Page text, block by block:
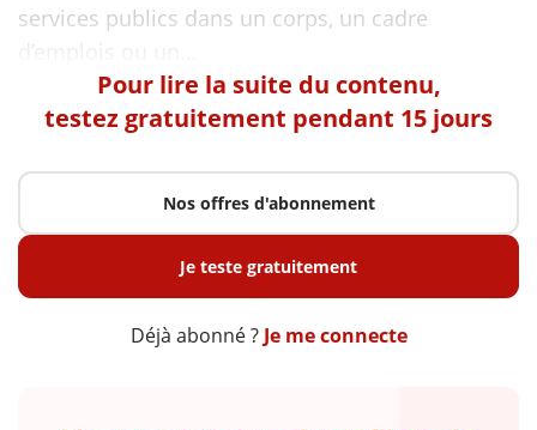
services publics dans un corps, un cadre
Pour lire la suite du contenu,
testez gratuitement pendant 15 jours
Nos offres d'abonnement
Je teste gratuitement
Déjà abonné ? Je me connecte